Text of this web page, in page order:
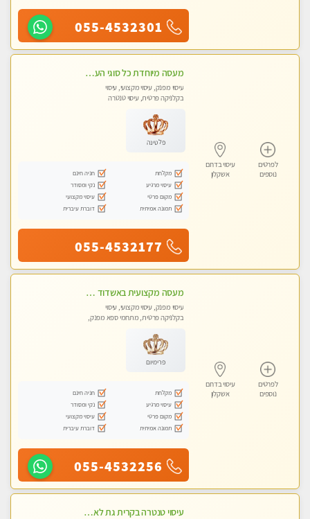
055-4532301
לפרטים
נוספים
עיסוי בדרום
אשקלון
מעסה מיוחדת כל סוגי העיסויים מעסה מקצועית ואיכותית פרטי!!!מומלץ לחלוטין!!!!
עיסוי מפנק, עיסוי מקצועי, עיסוי
בקלניקה פרטית, עיסוי טנטרה
פלטינה
מקלחת
חניה חינם
עיסוי מרגיע
נקי ומסודר
מקום פרטי
עיסוי מקצועי
תמונה אמיתית
דוברת עיברית
055-4532177
לפרטים
נוספים
עיסוי בדרום
אשקלון
מעסה מקצועית באשדוד חדשה צעירה ואיכותית לעיסוי מרגיע ומפנק VIP-מומלץ לחלוטין! פרטי! ​​​​​​ Highly recommended
עיסוי מפנק, עיסוי מקצועי, עיסוי
בקלניקה פרטית, מתחמי ספא מפנק,
פרימיום
מקלחת
חניה חינם
עיסוי מרגיע
נקי ומסודר
מקום פרטי
עיסוי מקצועי
תמונה אמיתית
דוברת עיברית
055-4532256
עיסוי טנטרה בקרית גת לא מה שחשבת הרבה יותר ממה שדמיינת פרטי!!! Highly recommended